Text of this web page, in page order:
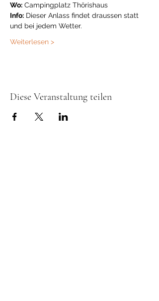
Wo: Campingplatz Thörishaus
Info: Dieser Anlass findet draussen statt
und bei jedem Wetter.
Weiterlesen >
Diese Veranstaltung teilen